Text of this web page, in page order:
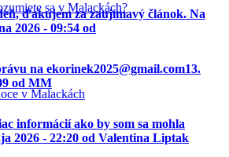
sa v Malackách?
v Malackách
ďakujem za zaujímavý článok. Na
2026 - 09:54 od
na ekorinek2025@gmail.com13.
od MM
informácií ako by som sa mohla
2026 - 22:20 od Valentina Liptak